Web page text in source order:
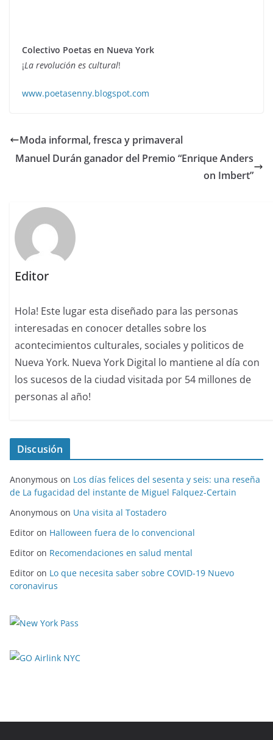
Colectivo Poetas en Nueva York
¡La revolución es cultural!
www.poetasenny.blogspot.com
Moda informal, fresca y primaveral
Manuel Durán ganador del Premio “Enrique Anders
on Imbert”
Editor
Hola! Este lugar esta diseñado para las personas
interesadas en conocer detalles sobre los
acontecimientos culturales, sociales y politicos de
Nueva York. Nueva York Digital lo mantiene al día con
los sucesos de la ciudad visitada por 54 millones de
personas al año!
Discusión
Anonymous on Los días felices del sesenta y seis: una reseña
de La fugacidad del instante de Miguel Falquez-Certain
Anonymous on Una visita al Tostadero
Editor on Halloween fuera de lo convencional
Editor on Recomendaciones en salud mental
Editor on Lo que necesita saber sobre COVID-19 Nuevo
coronavirus